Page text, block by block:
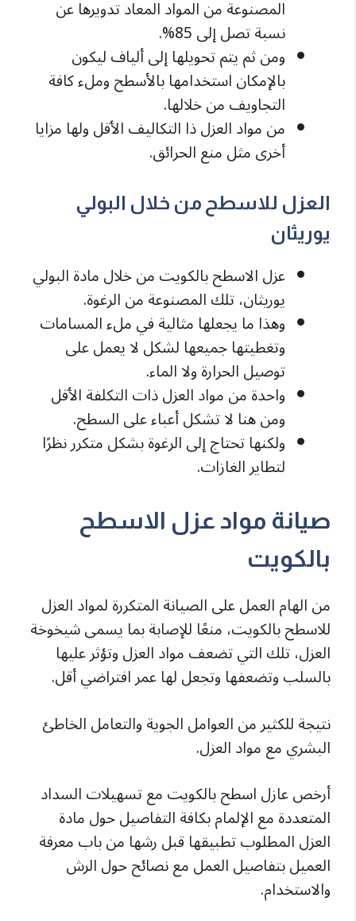
المصنوعة من المواد المعاد تدويرها عن
نسبة تصل إلى 85%.
ومن ثم يتم تحويلها إلى ألياف ليكون
بالإمكان استخدامها بالأسطح وملء كافة
التجاويف من خلالها.
من مواد العزل ذا التكاليف الأقل ولها مزايا
أخرى مثل منع الحرائق.
العزل للاسطح من خلال البولي
يوريثان
عزل الاسطح بالكويت من خلال مادة البولي
يوريثان، تلك المصنوعة من الرغوة.
وهذا ما يجعلها مثالية في ملء المسامات
وتغطيتها جميعها لشكل لا يعمل على
توصيل الحرارة ولا الماء.
واحدة من مواد العزل ذات التكلفة الأقل
ومن هنا لا تشكل أعباء على السطح.
ولكنها تحتاج إلى الرغوة بشكل متكرر نظرًا
لتطاير الغازات.
صيانة مواد عزل الاسطح
بالكويت
من الهام العمل على الصيانة المتكررة لمواد العزل
للاسطح بالكويت، منعًا للإصابة بما يسمى شيخوخة
العزل، تلك التي تضعف مواد العزل وتؤثر عليها
بالسلب وتضعفها وتجعل لها عمر افتراضي أقل.
نتيجة للكثير من العوامل الجوية والتعامل الخاطئ
البشري مع مواد العزل.
أرخص عازل اسطح بالكويت مع تسهيلات السداد
المتعددة مع الإلمام بكافة التفاصيل حول مادة
العزل المطلوب تطبيقها قبل رشها من باب معرفة
العميل بتفاصيل العمل مع نصائح حول الرش
والاستخدام.